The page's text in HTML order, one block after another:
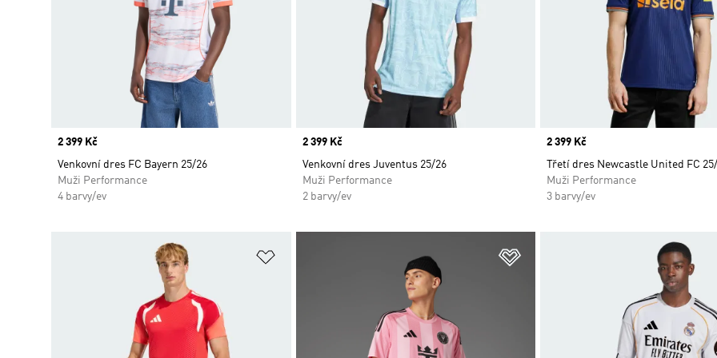
Price
2 399 Kč
Venkovní dres FC Bayern 25/26
Muži Performance
4 barvy/ev
Price
2 399 Kč
Venkovní dres Juventus 25/26
Muži Performance
2 barvy/ev
Price
2 399 Kč
Třetí dres Newcastle United FC
Muži Performance
3 barvy/ev
Přidat do seznamu přání